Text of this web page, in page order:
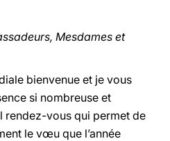
Mesdames et
bienvenue et je vous
si nombreuse et
rendez-vous qui permet de
le vœu que l’année